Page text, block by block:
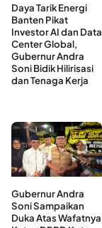
Daya Tarik Energi
Banten Pikat
Investor AI dan Data
Center Global,
Gubernur Andra
Soni Bidik Hilirisasi
dan Tenaga Kerja
Gubernur Andra
Soni Sampaikan
Duka Atas Wafatnya